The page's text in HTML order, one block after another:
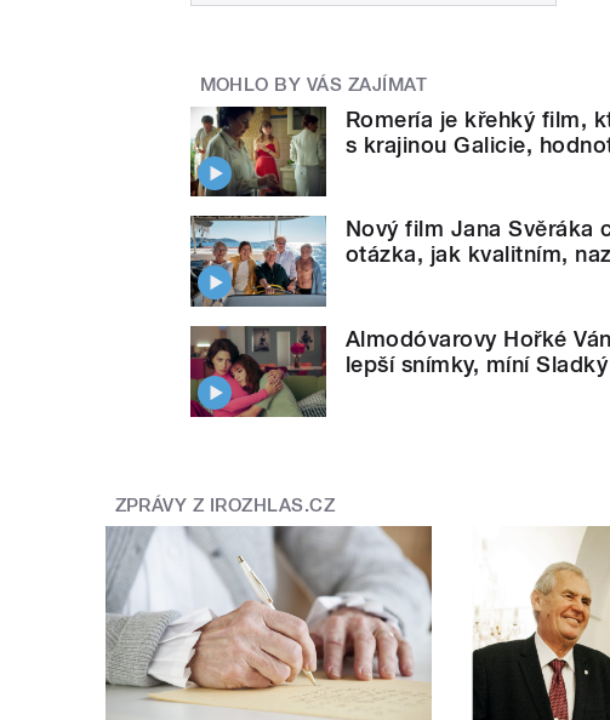
MOHLO BY VÁS ZAJÍMAT
Romería je křehký film,
s krajinou Galicie,
Nový film Jana Svěráka
otázka, jak kvalitním,
Almodóvarovy Hořké
lepší snímky, míní Sladký
ZPRÁVY Z IROZHLAS.CZ